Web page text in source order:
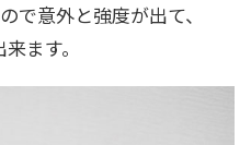
で意外と強度が出て、
ます。